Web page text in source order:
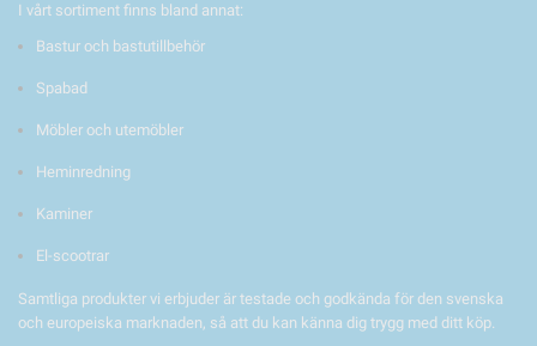
I vårt sortiment finns bland annat:
Bastur och bastutillbehör
Spabad
Möbler och utemöbler
Heminredning
Kaminer
El-scootrar
Samtliga produkter vi erbjuder är testade och godkända för den svenska
och europeiska marknaden, så att du kan känna dig trygg med ditt köp.